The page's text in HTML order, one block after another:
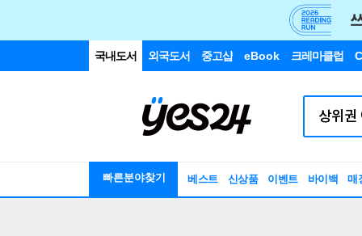
국내도서 외국도서 중고샵 eBook 크레마클럽
빠른분야찾기 베스트 신상품 이벤트 바이백 매